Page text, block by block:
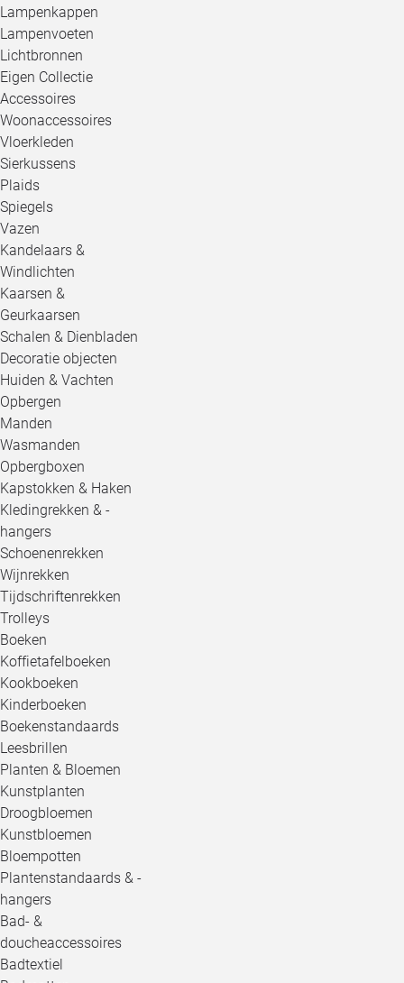
Lampenkappen
Lampenvoeten
Lichtbronnen
Eigen Collectie
Accessoires
Woonaccessoires
Vloerkleden
Sierkussens
Plaids
Spiegels
Vazen
Kandelaars &
Windlichten
Kaarsen &
Geurkaarsen
Schalen & Dienbladen
Decoratie objecten
Huiden & Vachten
Opbergen
Manden
Wasmanden
Opbergboxen
Kapstokken & Haken
Kledingrekken & -
hangers
Schoenenrekken
Wijnrekken
Tijdschriftenrekken
Trolleys
Boeken
Koffietafelboeken
Kookboeken
Kinderboeken
Boekenstandaards
Leesbrillen
Planten & Bloemen
Kunstplanten
Droogbloemen
Kunstbloemen
Bloempotten
Plantenstandaards & -
hangers
Bad- &
doucheaccessoires
Badtextiel